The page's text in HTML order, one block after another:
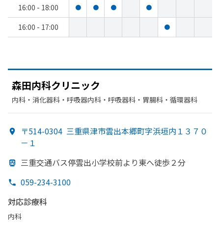
16:00 - 18:00 ● ● ● ●
16:00 - 17:00 ●
森田内科クリニック
内科・​消化器科・​呼吸器内科・​呼吸器科・​胃腸科・​循環器科
〒514-0304 三重県津市雲出本郷町字浜垣内１３７０
－１
三重交通バス停雲出小学校前より東へ徒歩２分
059-234-3100
対応診療科
内科